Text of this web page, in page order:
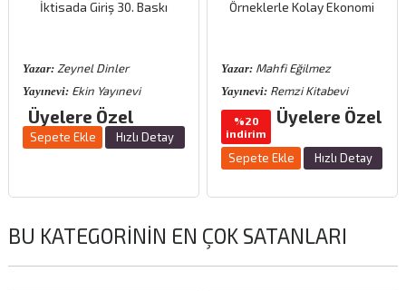
İktisada Giriş 30. Baskı
Yazar: Zeynel Dinler
Yayınevi: Ekin Yayınevi
Üyelere Özel
Sepete Ekle Hızlı Detay
Örneklerle Kolay Ekonomi
Yazar: Mahfi Eğilmez
Yayınevi: Remzi Kitabevi
%20
indirim
Üyelere Özel
Sepete Ekle Hızlı Detay
BU KATEGORININ EN ÇOK SATANLARI